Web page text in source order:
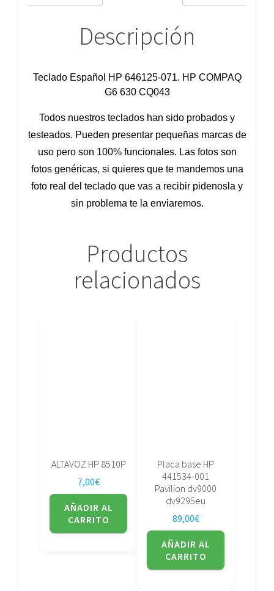
Descripción
Teclado Español HP 646125-071. HP COMPAQ
G6 630 CQ043
Todos nuestros teclados han sido probados y
testeados. Pueden presentar pequeñas marcas de
uso pero son 100% funcionales. Las fotos son
fotos genéricas, si quieres que te mandemos una
foto real del teclado que vas a recibir pidenosla y
sin problema te la enviaremos.
Productos
relacionados
ALTAVOZ HP 8510P
7,00€
AÑADIR AL
CARRITO
Placa base HP
441534-001
Pavilion dv9000
dv9295eu
89,00€
AÑADIR AL
CARRITO